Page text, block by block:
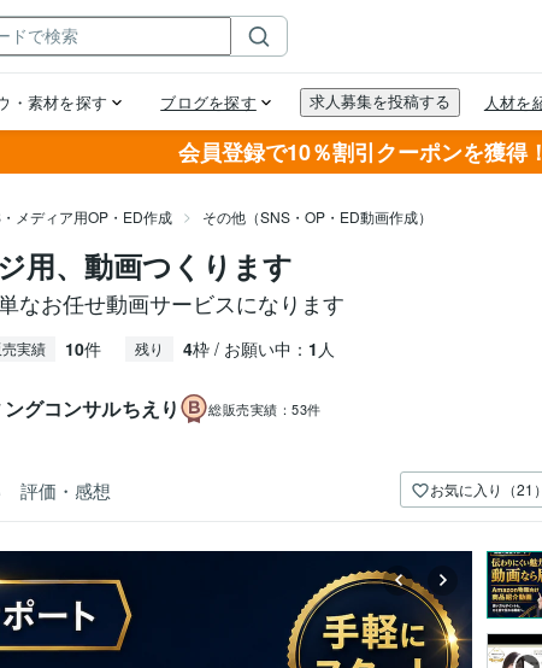
会員登録で10％割引クーポンを獲得！
メディア用OP・ED作成 その他（SNS・OP・ED動画作成）
用、動画つくります
なお任せ動画サービスになります
実績 10件 残り 4枠 / お願い中： 1 人
グコンサルちえり 総販売実績： 53件
評価・感想 お気に入り（21）